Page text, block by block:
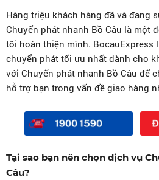
Hàng triệu khách hàng đã và đang
Chuyển phát nhanh Bồ Câu là một
tôi hoàn thiện mình. BocauExpress
chuyển phát tối ưu nhất dành cho
với Chuyển phát nhanh Bồ Câu để
hỗ trợ bạn trong vấn đề giao hàng
Tại sao bạn nên chọn dịch vụ
Câu?